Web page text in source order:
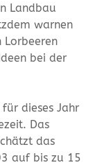
Landbau
warnen
Lorbeeren
bei der
dieses Jahr
Das
das
auf bis zu 15